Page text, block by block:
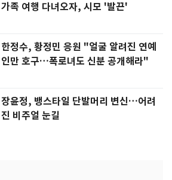
가족 여행 다녀오자, 시모 '발끈'
한정수, 황정민 응원 "얼굴 알려진 연예
인만 호구…폭로녀도 신분 공개해라"
장윤정, 뱅스타일 단발머리 변신…어려
진 비주얼 눈길